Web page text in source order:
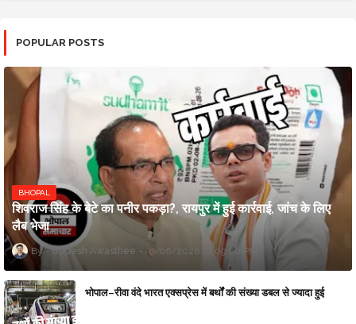
POPULAR POSTS
BHOPAL
शिवराज सिंह के बेटे का पनीर पकड़ा?, रायपुर में हुई कार्रवाई, जांच के लिए
लैब भेजा
Updesh Awasthee 8/06/2026 10:09:00 PM
भोपाल–रीवा वंदे भारत एक्सप्रेस में बर्थों की संख्या डबल से ज्यादा हुई